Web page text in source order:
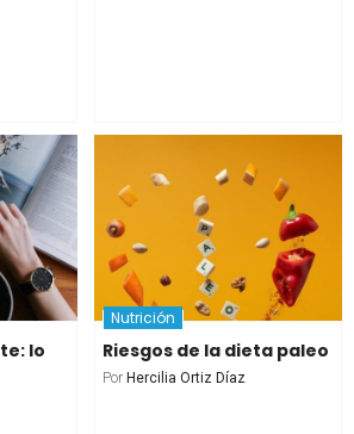
lo
Nutrición
Riesgos de la dieta paleo
Por Hercilia Ortiz Díaz